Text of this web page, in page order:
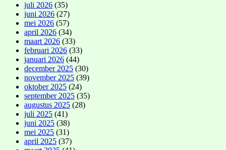
juli 2026 (35)
juni 2026 (27)
mei 2026 (57)
april 2026 (34)
maart 2026 (33)
februari 2026 (33)
januari 2026 (44)
december 2025 (30)
november 2025 (39)
oktober 2025 (24)
september 2025 (35)
augustus 2025 (28)
juli 2025 (41)
juni 2025 (38)
mei 2025 (31)
april 2025 (37)